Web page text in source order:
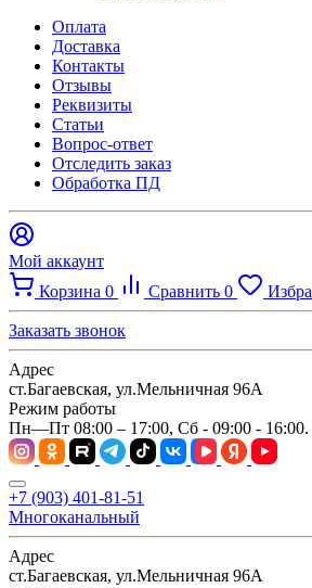
Оплата
Доставка
Контакты
Отзывы
Реквизиты
Статьи
Вопрос-ответ
Отследить заказ
Обработка ПД
Мой аккаунт
Корзина 0 Сравнить 0
Заказать звонок
Адрес
ст.Багаевская, ул.Мельничная 96А
Режим работы
Пн—Пт 08:00 – 17:00, Сб - 09:00 -
+7 (903) 401-81-51
Многоканальный
Адрес
ст.Багаевская, ул.Мельничная 96А